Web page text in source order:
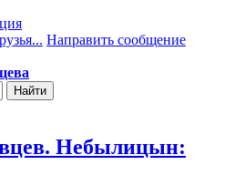
Направить сообщение
Найти
Небылицын: